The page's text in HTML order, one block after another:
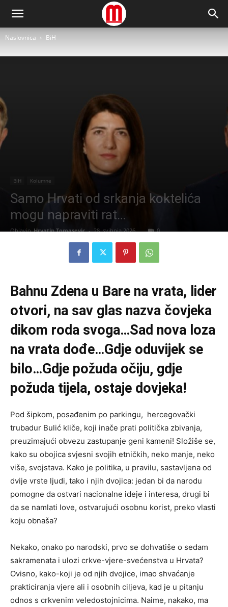
Naslovnica BiH
BiH Kolumne
Samo Hrvati od srkanja koktelića
mogu napraviti rat…
Objavio Hrvatin Tomasevic - 28. svibnja 2026. 0
Bahnu Zdena u Bare na vrata, lider
otvori, na sav glas nazva čovjeka
dikom roda svoga…Sad nova loza
na vrata dođe…Gdje oduvijek se
bilo…Gdje požuda očiju, gdje
požuda tijela, ostaje dovjeka!
Pod šipkom, posađenim po parkingu, hercegovački
trubadur Bulić kliče, koji inače prati politička zbivanja,
preuzimajući obvezu zastupanje geni kameni! Složiše se,
kako su obojica svjesni svojih etničkih, neko manje, neko
više, svojstava. Kako je politika, u pravilu, sastavljena od
dvije vrste ljudi, tako i njih dvojica: jedan bi da narodu
pomogne da ostvari nacionalne ideje i interesa, drugi bi
da se namlati love, ostvarujući osobnu korist, preko vlasti
koju obnaša?
Nekako, onako po narodski, prvo se dohvatiše o sedam
sakramenata i ulozi crkve-vjere-svećenstva u Hrvata?
Ovisno, kako-koji je od njih dvojice, imao shvaćanje
prakticiranja vjere ali i osobnih ciljeva, kad je u pitanju
odnos s crkvenim veledostojnicima. Naime, nakako, ma